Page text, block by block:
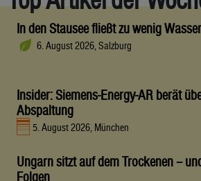
In den Stausee fließt zu wenig
6. August 2026, Salzburg
Insider: Siemens-Energy-AR berät
Abspaltung
5. August 2026, München
Ungarn sitzt auf dem Trockenen –
Folgen